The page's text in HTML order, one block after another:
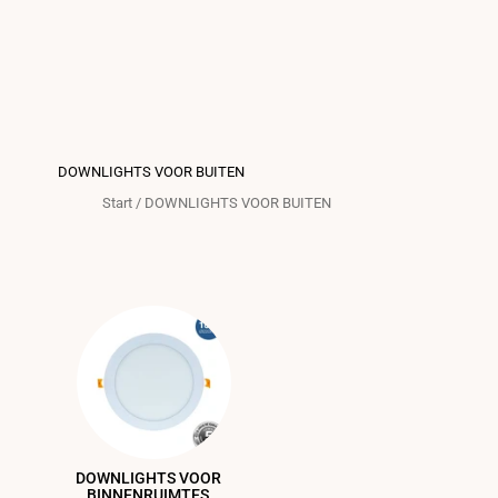
DOWNLIGHTS VOOR BUITEN
Start / DOWNLIGHTS VOOR BUITEN
DOWNLIGHTS VOOR